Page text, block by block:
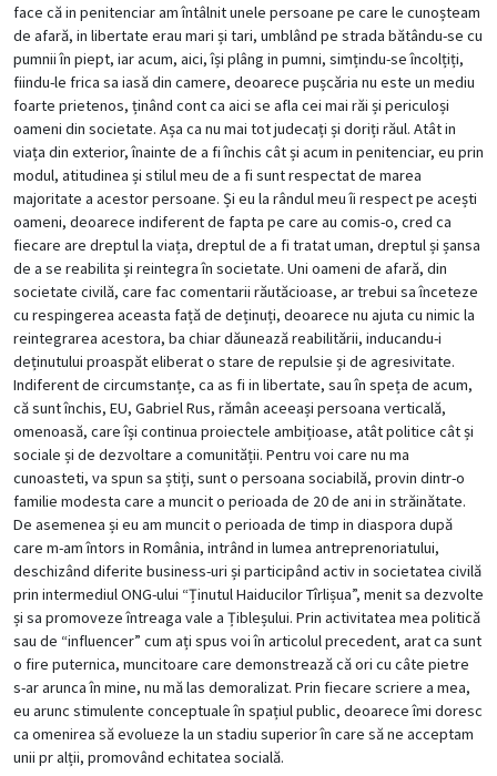
face că in penitenciar am întâlnit unele persoane pe care le cunoșteam
de afară, in libertate erau mari și tari, umblând pe strada bătându-se cu
pumnii în piept, iar acum, aici, își plâng in pumni, simțindu-se încolțiți,
fiindu-le frica sa iasă din camere, deoarece pușcăria nu este un mediu
foarte prietenos, ținând cont ca aici se afla cei mai răi și periculoși
oameni din societate. Așa ca nu mai tot judecați și doriți răul. Atât in
viața din exterior, înainte de a fi închis cât și acum in penitenciar, eu prin
modul, atitudinea și stilul meu de a fi sunt respectat de marea
majoritate a acestor persoane. Și eu la rândul meu îi respect pe acești
oameni, deoarece indiferent de fapta pe care au comis-o, cred ca
fiecare are dreptul la viața, dreptul de a fi tratat uman, dreptul și șansa
de a se reabilita și reintegra în societate. Uni oameni de afară, din
societate civilă, care fac comentarii răutăcioase, ar trebui sa înceteze
cu respingerea aceasta față de deținuți, deoarece nu ajuta cu nimic la
reintegrarea acestora, ba chiar dăunează reabilitării, inducandu-i
deținutului proaspăt eliberat o stare de repulsie și de agresivitate.
Indiferent de circumstanțe, ca as fi in libertate, sau în speța de acum,
că sunt închis, EU, Gabriel Rus, rămân aceeași persoana verticală,
omenoasă, care își continua proiectele ambițioase, atât politice cât și
sociale și de dezvoltare a comunității. Pentru voi care nu ma
cunoasteti, va spun sa știți, sunt o persoana sociabilă, provin dintr-o
familie modesta care a muncit o perioada de 20 de ani in străinătate.
De asemenea și eu am muncit o perioada de timp in diaspora după
care m-am întors in România, intrând in lumea antreprenoriatului,
deschizând diferite business-uri și participând activ in societatea civilă
prin intermediul ONG-ului “Ținutul Haiducilor Tîrlișua”, menit sa dezvolte
și sa promoveze întreaga vale a Țibleșului. Prin activitatea mea politică
sau de “influencer” cum ați spus voi în articolul precedent, arat ca sunt
o fire puternica, muncitoare care demonstrează că ori cu câte pietre
s-ar arunca în mine, nu mă las demoralizat. Prin fiecare scriere a mea,
eu arunc stimulente conceptuale în spațiul public, deoarece îmi doresc
ca omenirea să evolueze la un stadiu superior în care să ne acceptam
unii pr alții, promovând echitatea socială.